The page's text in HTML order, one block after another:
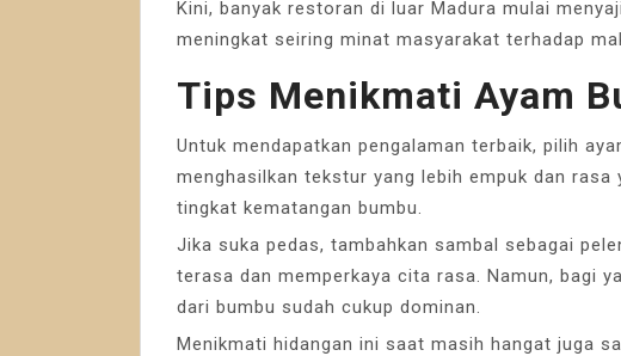
Kini, banyak restoran di luar Madura mulai
meningkat seiring minat masyarakat terhadap
Tips Menikmati Ayam
Untuk mendapatkan pengalaman terbaik, pilih
menghasilkan tekstur yang lebih empuk dan rasa
tingkat kematangan bumbu.
Jika suka pedas, tambahkan sambal sebagai
terasa dan memperkaya cita rasa. Namun, bagi
dari bumbu sudah cukup dominan.
Menikmati hidangan ini saat masih hangat juga